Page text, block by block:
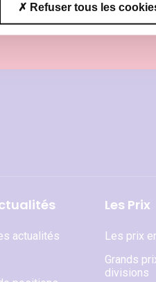
Refuser tous les
En saisissant
newsletter SFP.
actualités
Les Prix
Les prix
Grands
divisions